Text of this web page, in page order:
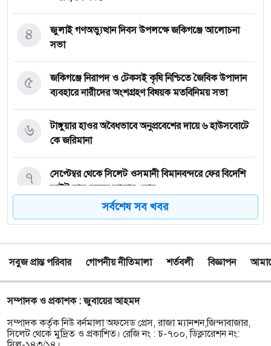
জুলাই গণঅভ্যুত্থান দিবস উপলক্ষে জকিগঞ্জে আলোচনা
সভা
৪
জকিগঞ্জে নিরাপদ ও টেকসই কৃষি নিশ্চিতে জৈবিক উপাদান
ব্যবহারে নারীদের অংশগ্রহণ বিষয়ক মতবিনিময় সভা
৫
টাঙ্গুয়ার হাওর অবৈধভাবে অনুপ্রবেশের দায়ে ৬ হাউসবোটে
কে জরিমানা
৬
সেপ্টেম্বর থেকে সিলেট ওসমানী বিমানবন্দরে ফের বিদেশি
ফ্লাইট চালু করছে সালামএয়ার
৭
জকিগঞ্জে প্রাইম মিনিস্টার্স গোল্ডকাপ ফুটবল টুর্নামেন্ট
৮
যশোরের স্কুলছাত্রীকে নিয়ে সিলেটে আত্মগোপন, মাজার
গেট থেকে গ্রেফতার হবিগঞ্জের যুবক
বালাউটে ফ্রি চক্ষু চিকিৎসা ক্যাম্প : প্রায় ৫ শত রোগী
পেলেন চিকিৎসাসেবা, ছানি অপারেশনের জন্য ১৬২ জন
১০
সর্বশেষ সব খবর
সবুজ প্রান্ত পরিবার গোপনীয় নীতিমালা শর্তবলী বিজ্ঞাপন
সম্পাদক ও প্রকাশক : জুবায়ের আহমদ
সম্পাদক কর্তৃক নিউ বর্নমালা অফসেড প্রেস, রাজা ম্যানশন,জিন্দাবাজার,
সিলেট থেকে মুদ্রিত ও প্রকাশিত। রেজি নং : চ-৭০০, ডিক্লারেশন নং: